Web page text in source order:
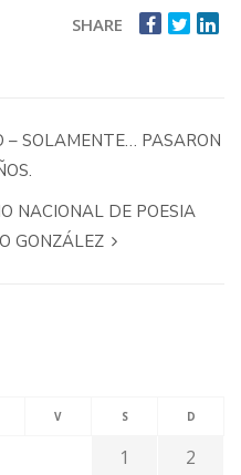
SHARE
– SOLAMENTE… PASARON
NACIONAL DE POESIA
GONZÁLEZ
V S D
1
2